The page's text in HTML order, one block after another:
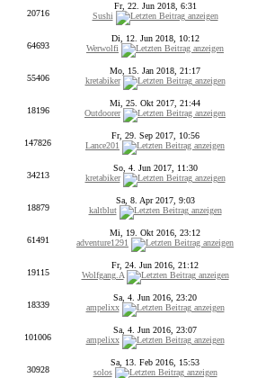
20716
Fr, 22. Jun 2018, 6:31
Sushi
64693
Di, 12. Jun 2018, 10:12
Werwolfi
55406
Mo, 15. Jan 2018, 21:17
kretabiker
18196
Mi, 25. Okt 2017, 21:44
Outdoorer
147826
Fr, 29. Sep 2017, 10:56
Lance201
34213
So, 4. Jun 2017, 11:30
kretabiker
18879
Sa, 8. Apr 2017, 9:03
kaltblut
61491
Mi, 19. Okt 2016, 23:12
adventure1291
19115
Fr, 24. Jun 2016, 21:12
Wolfgang.A
18339
Sa, 4. Jun 2016, 23:20
ampelixx
101006
Sa, 4. Jun 2016, 23:07
ampelixx
30928
Sa, 13. Feb 2016, 15:53
solos